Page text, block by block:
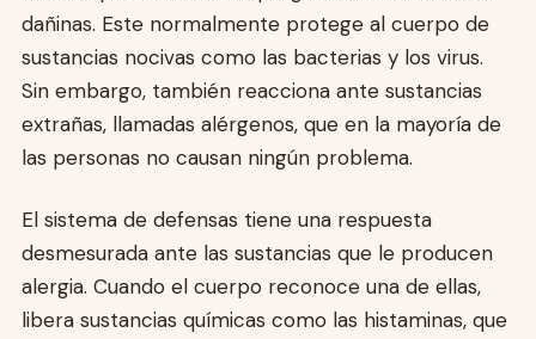
dañinas. Este normalmente protege al cuerpo de
sustancias nocivas como las bacterias y los virus.
Sin embargo, también reacciona ante sustancias
extrañas, llamadas alérgenos, que en la mayoría de
las personas no causan ningún problema.
El sistema de defensas tiene una respuesta
desmesurada ante las sustancias que le producen
alergia. Cuando el cuerpo reconoce una de ellas,
libera sustancias químicas como las histaminas, que